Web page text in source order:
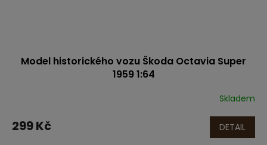
Model historického vozu Škoda Octavia Super
1959 1:64
Skladem
299 Kč DETAIL